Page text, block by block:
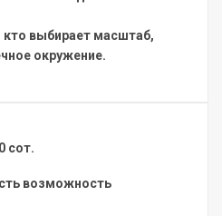
выбирает масштаб,
окружение.
сот.
возможность